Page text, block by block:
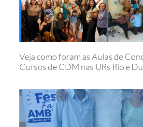
Veja como foram as Aulas de
Cursos de CDM nas URs Rio e